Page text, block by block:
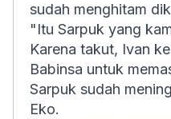
sudah menghitam
"Itu Sarpuk yang
Karena takut, Ivan
Babinsa untuk
Sarpuk sudah
Eko.